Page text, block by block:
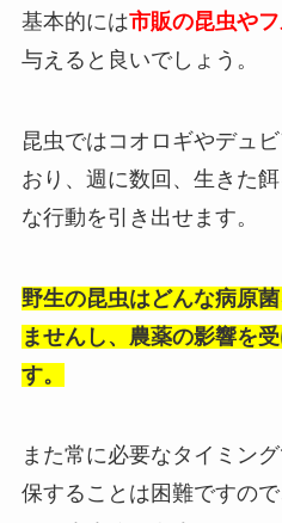
基本的には市販の昆虫や
与えると良いでしょう。
昆虫ではコオロギやデュ
おり、週に数回、生きた
な行動を引き出せます。
野生の昆虫はどんな病原
ませんし、農薬の影響を
す。
また常に必要なタイミン
保することは困難ですの